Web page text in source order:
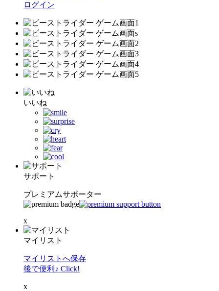
ログイン
いいね
サポート
プレミアムサポーター
x
マイリスト
マイリストへ保存
後で便利♪ Click!
x